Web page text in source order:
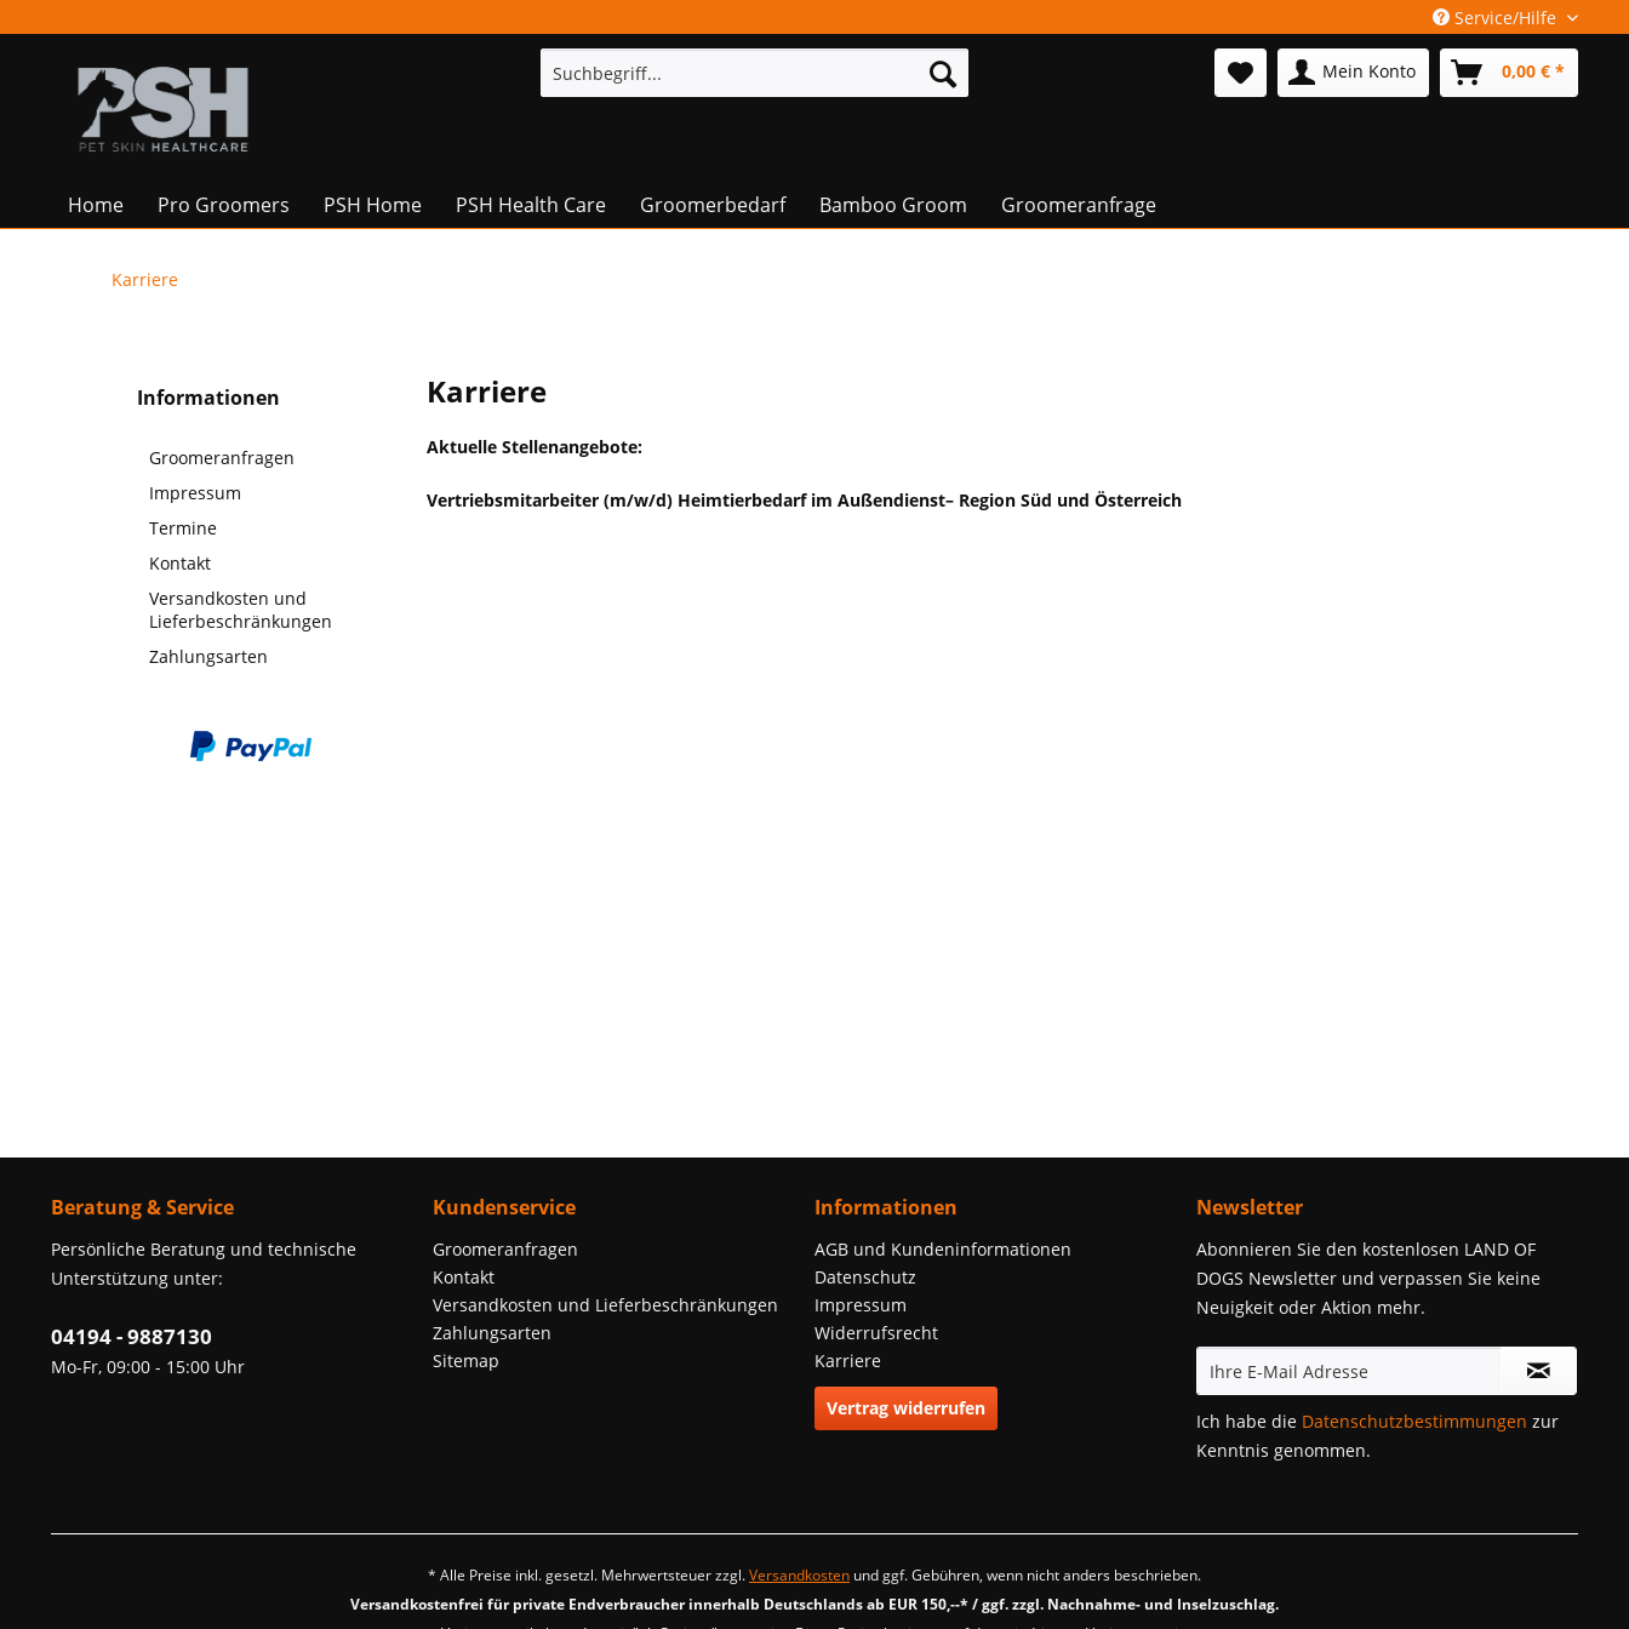
Service/Hilfe
Mein Konto 0,00 € *
Home Pro Groomers PSH Home PSH Health Care Groomerbedarf Bamboo Groom Groomeranfrage
Karriere
Informationen
Groomeranfragen
Impressum
Termine
Kontakt
Versandkosten und
Lieferbeschränkungen
Zahlungsarten
Karriere
Aktuelle Stellenangebote:
Vertriebsmitarbeiter (m/w/d) Heimtierbedarf im Außendienst– Region Süd und Österreich
Beratung & Service
Persönliche Beratung und technische
Unterstützung unter:
04194 - 9887130
Mo-Fr, 09:00 - 15:00 Uhr
Kundenservice
Groomeranfragen
Kontakt
Versandkosten und Lieferbeschränkungen
Zahlungsarten
Sitemap
Informationen
AGB und Kundeninformationen
Datenschutz
Impressum
Widerrufsrecht
Karriere
Vertrag widerrufen
Newsletter
Abonnieren Sie den kostenlosen LAND OF
DOGS Newsletter und verpassen Sie keine
Neuigkeit oder Aktion mehr.
Ich habe die Datenschutzbestimmungen zur
Kenntnis genommen.
* Alle Preise inkl. gesetzl. Mehrwertsteuer zzgl.Versandkosten und ggf. Gebühren, wenn nicht anders beschrieben.
Versandkostenfrei für private Endverbraucher innerhalb Deutschlands ab EUR 150,--* / ggf. zzgl. Nachnahme- und Inselzuschlag.